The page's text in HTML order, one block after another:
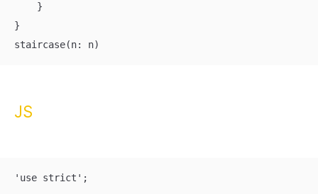
    }
}
staircase(n: n)
JS
'use strict';